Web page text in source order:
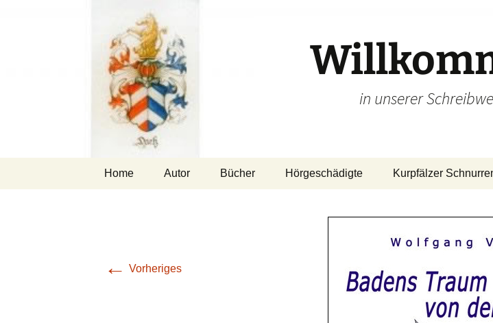
in unserer
Home Autor Bücher Hörgeschädigte Kurpfälzer
← Vorheriges